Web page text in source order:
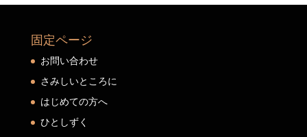
固定ページ
お問い合わせ
さみしいところに
はじめての方へ
ひとしずく